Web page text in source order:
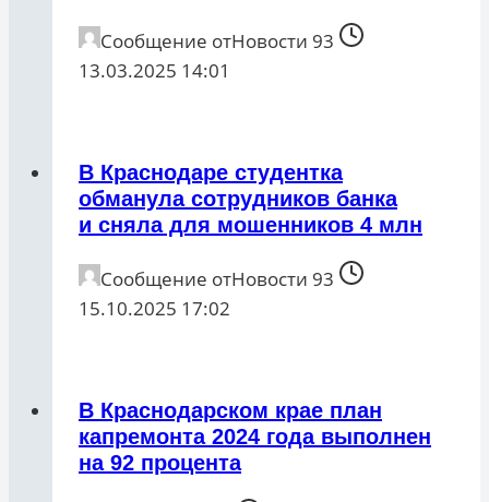
Сообщение отНовости 93
13.03.2025 14:01
В Краснодаре студентка
обманула сотрудников банка
и сняла для мошенников 4 млн
Сообщение отНовости 93
15.10.2025 17:02
В Краснодарском крае план
капремонта 2024 года выполнен
на 92 процента